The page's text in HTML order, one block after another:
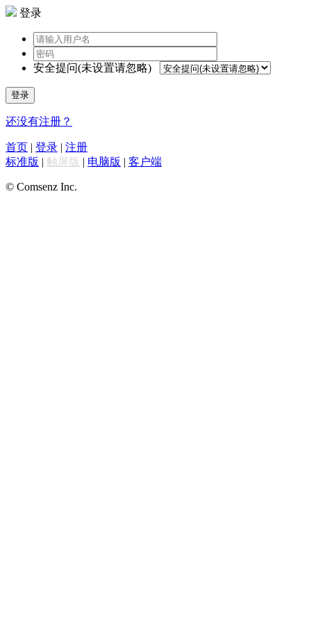
登录
安全提问(未设置请忽略)
登录
还没有注册？
首页 | 登录 | 注册
标准版 | 触屏版 | 电脑版 | 客户端
© Comsenz Inc.